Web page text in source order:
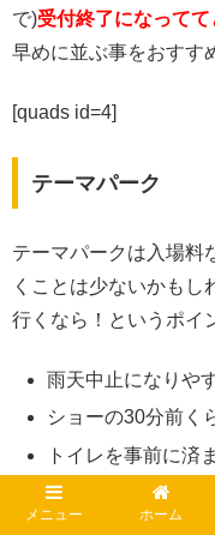
で)受付終了になって
早めに並ぶ事をおすす
[quads id=4]
テーマパーク
テーマパークは入場料
くことは少ないかもし
行くなら！というポイ
雨天中止になりや
ショーの30分前く
トイレを事前に済
気候にあわせる
メニュー ホーム